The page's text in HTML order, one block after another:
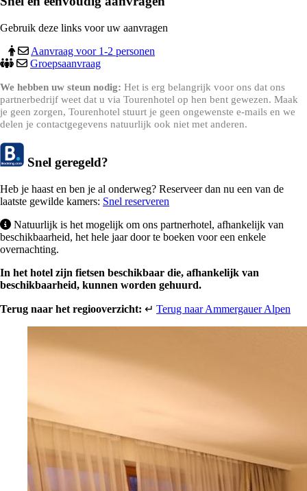
Gebruik deze links voor uw aanvragen
Aanvraag voor 1-2 personen
Groepsaanvraag
We hebben uw steun nodig: Het is erg belangrijk voor ons dat ons
partnerbedrijf weet dat u via Tourenhotel op hen bent gewezen. Maak
je geen zorgen, Tourenhotel stuurt je geen ongewenste e-mails en we
delen je contactgegevens natuurlijk ook niet met anderen.
Snel geregeld?
Heb je haast en ben je al onderweg? Reserveer dan nu een van de
laatste gewilde kamers: Snel reserveren
Natuurlijk is het mogelijk om ons partnerhotel, afhankelijk van
beschikbaarheid, het hele jaar door te boeken voor een enkele
overnachting.
In het hotel zijn fietsen beschikbaar die, afhankelijk van
beschikbaarheid, kunnen worden gehuurd.
Terug naar het regiooverzicht: ↵ Terug naar Ammergauer Alpen